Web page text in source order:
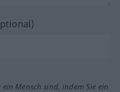
Mensch sind, indem Sie ein